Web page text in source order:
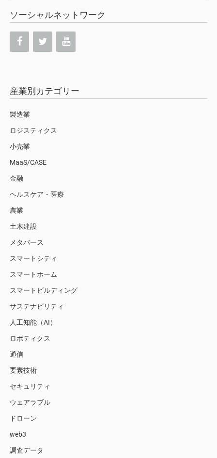
ソーシャルネットワーク
産業別カテゴリー
製造業
ロジスティクス
小売業
MaaS/CASE
金融
ヘルスケア・医療
農業
土木建設
メタバース
スマートシティ
スマートホーム
スマートビルディング
サステナビリティ
人工知能（AI）
ロボティクス
通信
要素技術
セキュリティ
ウェアラブル
ドローン
web3
調査データ